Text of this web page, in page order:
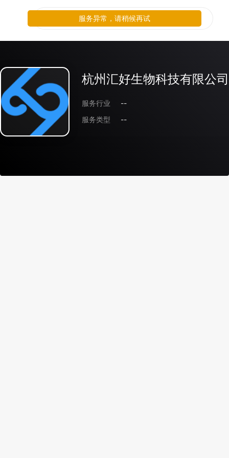
杭州汇好生物科技有限公司
服务行业
--
服务类型
--
服务异常，请稍候再试